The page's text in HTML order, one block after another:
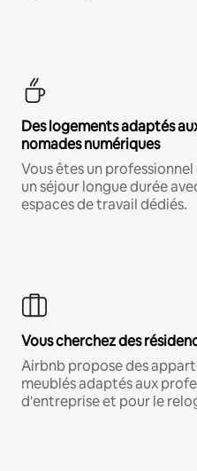
Des logements adaptés
nomades numériques
Vous êtes un
un séjour longue durée
espaces de travail dédiés.
Vous cherchez des
Airbnb propose des
meublés adaptés aux
d'entreprise et pour le